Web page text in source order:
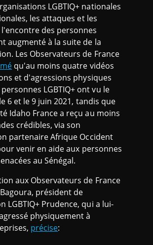
LGBTIQ+ nationales
les attaques et les
l'encontre des personnes
augmenté à la suite de la
Les Observateurs de France
qu'au moins quatre vidéos
et d'agressions physiques
LGBTIQ+ ont vu le
6 et le 9 juin 2021, tandis que
Idaho France a reçu au moins
crédibles, via son
partenaire Afrique Occident
venir en aide aux personnes
au Sénégal.
aux Observateurs de France
président de
LGBTIQ+ Prudence, qui a lui-
physiquement à
précise: